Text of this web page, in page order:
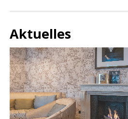
Aktuelles